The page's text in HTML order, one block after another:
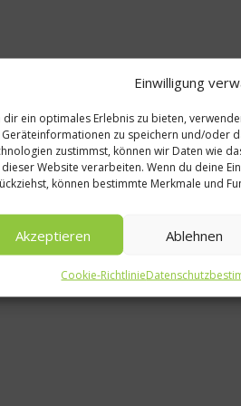
Einwilligung
dir ein optimales Erlebnis zu bieten,
Geräteinformationen zu speichern und/oder
zustimmst, können wir Daten wie
dieser Website verarbeiten. Wenn du deine
können bestimmte Merkmale und
Akzeptieren Ablehnen
Cookie-Richtlinie